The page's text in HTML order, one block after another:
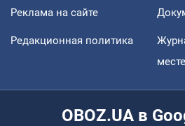
Реклама на сайте
Редакционная политика
OBOZ.UA в